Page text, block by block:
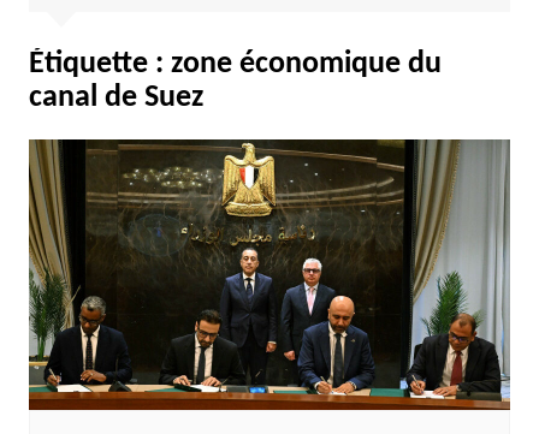
Étiquette : zone économique du
canal de Suez